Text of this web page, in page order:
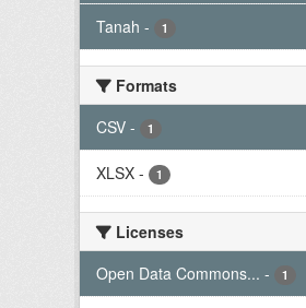
Tanah - 1
Formats
CSV - 1
XLSX - 1
Licenses
Open Data Commons... - 1